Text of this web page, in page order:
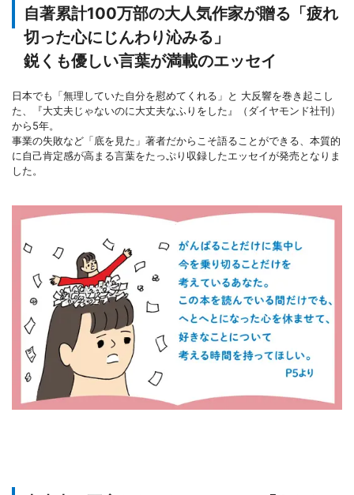
自著累計100万部の大人気作家が贈る「疲れ
切った心にじんわり沁みる」
鋭くも優しい言葉が満載のエッセイ
日本でも「無理していた自分を慰めてくれる」と 大反響を巻き起こし
た、『大丈夫じゃないのに大丈夫なふりをした』（ダイヤモンド社刊）
から5年。
事業の失敗など「底を見た」著者だからこそ語ることができる、本質的
に自己肯定感が高まる言葉をたっぷり収録したエッセイが発売となりま
した。